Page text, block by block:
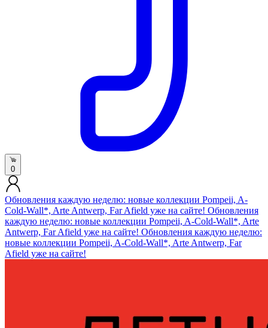
0
Обновления каждую неделю: новые коллекции Pompeii, A-
Cold-Wall*, Arte Antwerp, Far Afield уже на сайте! Обновления
каждую неделю: новые коллекции Pompeii, A-Cold-Wall*, Arte
Antwerp, Far Afield уже на сайте! Обновления каждую неделю:
новые коллекции Pompeii, A-Cold-Wall*, Arte Antwerp, Far
Afield уже на сайте!